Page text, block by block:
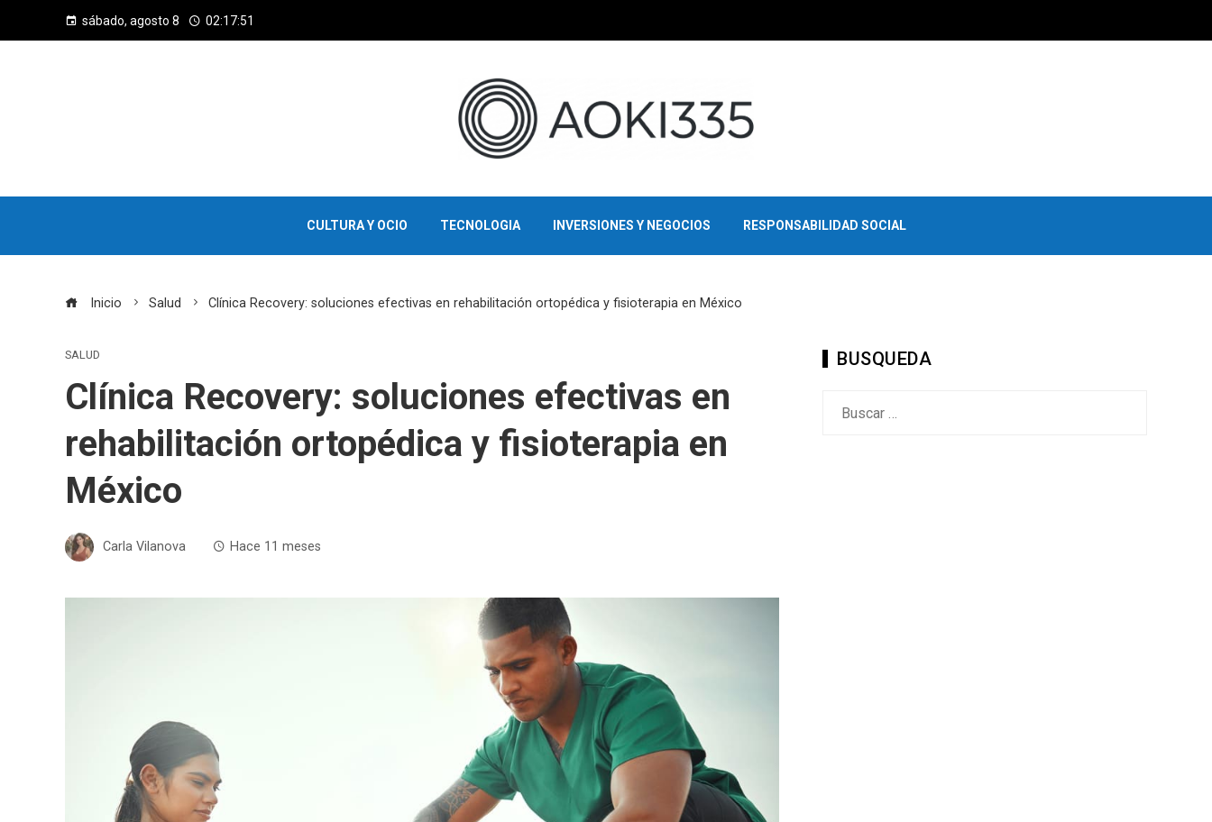
sábado, agosto 8 02:17:52
CULTURA Y OCIO TECNOLOGIA INVERSIONES Y NEGOCIOS RESPONSABILIDAD SOCIAL
Inicio Salud Clínica Recovery: soluciones efectivas en rehabilitación ortopédica y fisioterapia en México
SALUD
Clínica Recovery: soluciones efectivas en
rehabilitación ortopédica y fisioterapia en
México
Carla Vilanova Hace 11 meses
BUSQUEDA